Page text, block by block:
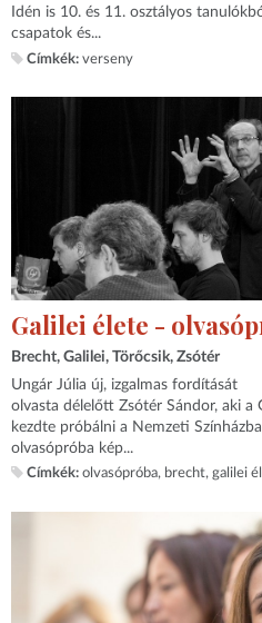
Idén is 10. és 11. osztályos
csapatok és...
Címkék: verseny
Galilei élete -
Brecht, Galilei, Törőcsik, Zsótér
Ungár Júlia új, izgalmas fordítását
olvasta délelőtt Zsótér Sándor, aki a
kezdte próbálni a Nemzeti
olvasópróba kép...
Címkék: olvasópróba brecht galilei